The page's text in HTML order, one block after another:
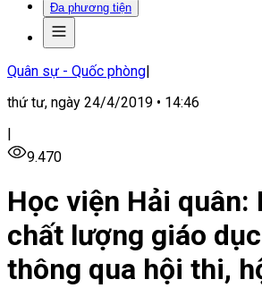
Đa phương tiện
Quân sự - Quốc phòng|
thứ tư, ngày 24/4/2019 • 14:46
|
9.470
Học viện Hải quân:
chất lượng giáo
thông qua hội thi,